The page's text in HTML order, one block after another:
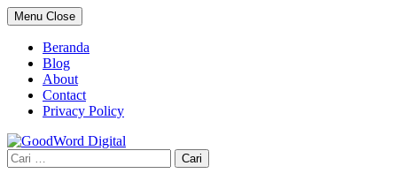
Skip
to
content
Menu Close
Beranda
Blog
About
Contact
Privacy Policy
Cari
untuk: